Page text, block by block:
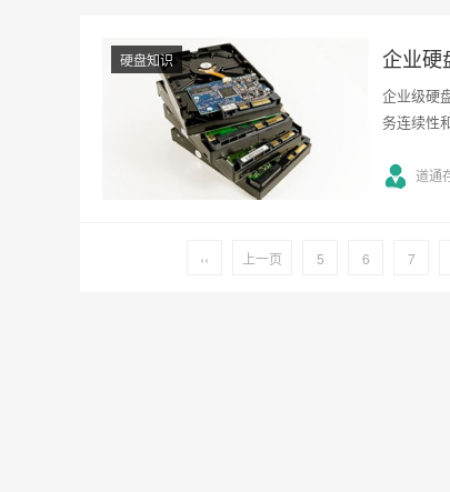
硬盘知识 企业硬
企业级硬
务连续性
道通
‹‹ 上一页 5 6 7